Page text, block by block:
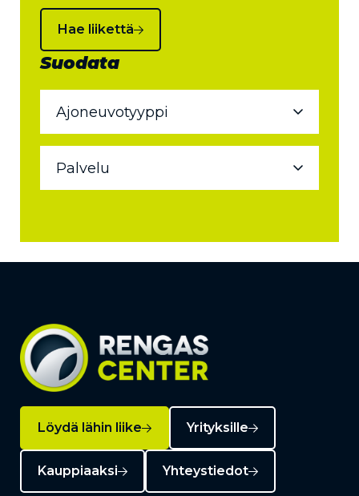
Hae liikettä
Suodata
Löydä lähin liike Yrityksille
Kauppiaaksi Yhteystiedot